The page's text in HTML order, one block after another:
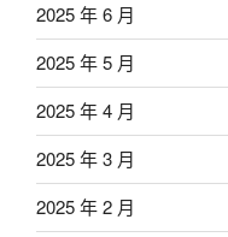
2025 年 6 月
2025 年 5 月
2025 年 4 月
2025 年 3 月
2025 年 2 月